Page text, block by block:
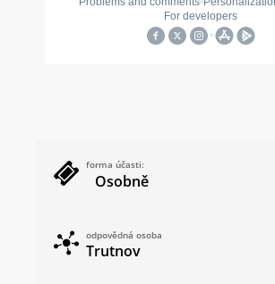
forma účasti:
Osobně
odpovědná osoba
Trutnov